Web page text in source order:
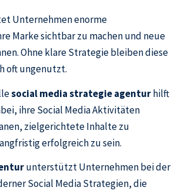
Unternehmen enorme
Marke sichtbar zu machen und neue
Ohne klare Strategie bleiben diese
oft ungenutzt.
social media strategie agenturhilft
ihre Social Media Aktivitäten
zielgerichtete Inhalte zu
erfolgreich zu sein.
unterstützt Unternehmen bei der
Social Media Strategien, die